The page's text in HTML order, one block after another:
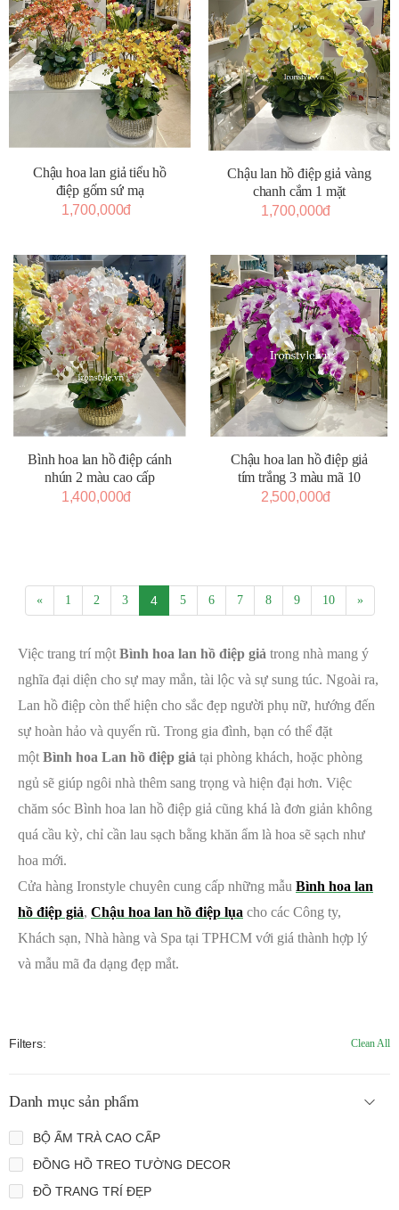
Chậu hoa lan giả tiểu hồ
điệp gốm sứ mạ
1,700,000đ
Chậu lan hồ điệp giả vàng
chanh cắm 1 mặt
1,700,000đ
Bình hoa lan hồ điệp cánh
nhún 2 màu cao cấp
1,400,000đ
Chậu hoa lan hồ điệp giả
tím trắng 3 màu mã 10
2,500,000đ
« 1 2 3 4 5 6 7 8 9 10 »
Việc trang trí một Bình hoa lan hồ điệp giả trong nhà mang ý
nghĩa đại diện cho sự may mắn, tài lộc và sự sung túc. Ngoài ra,
Lan hồ điệp còn thể hiện cho sắc đẹp người phụ nữ, hướng đến
sự hoàn hảo và quyến rũ. Trong gia đình, bạn có thể đặt
một Bình hoa Lan hồ điệp giả tại phòng khách, hoặc phòng
ngủ sẽ giúp ngôi nhà thêm sang trọng và hiện đại hơn. Việc
chăm sóc Bình hoa lan hồ điệp giả cũng khá là đơn giản không
quá cầu kỳ, chỉ cần lau sạch bằng khăn ẩm là hoa sẽ sạch như
hoa mới.
Cửa hàng Ironstyle chuyên cung cấp những mẫu Bình hoa lan
hồ điệp giả, Chậu hoa lan hồ điệp lụa cho các Công ty,
Khách sạn, Nhà hàng và Spa tại TPHCM với giá thành hợp lý
và mẫu mã đa dạng đẹp mắt.
Filters: Clean All
Danh mục sản phẩm
BỘ ẤM TRÀ CAO CẤP
ĐỒNG HỒ TREO TƯỜNG DECOR
ĐỒ TRANG TRÍ ĐẸP